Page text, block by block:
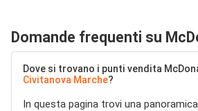
Domande frequenti su
Dove si trovano i punti vendita
Civitanova Marche?
In questa pagina trovi una